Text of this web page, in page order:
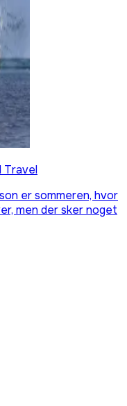
Travel
er sommeren, hvor
men der sker noget